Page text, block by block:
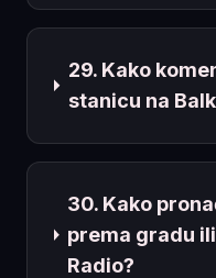
29. Kako
stanicu na
30. Kako
prema gradu
Radio?